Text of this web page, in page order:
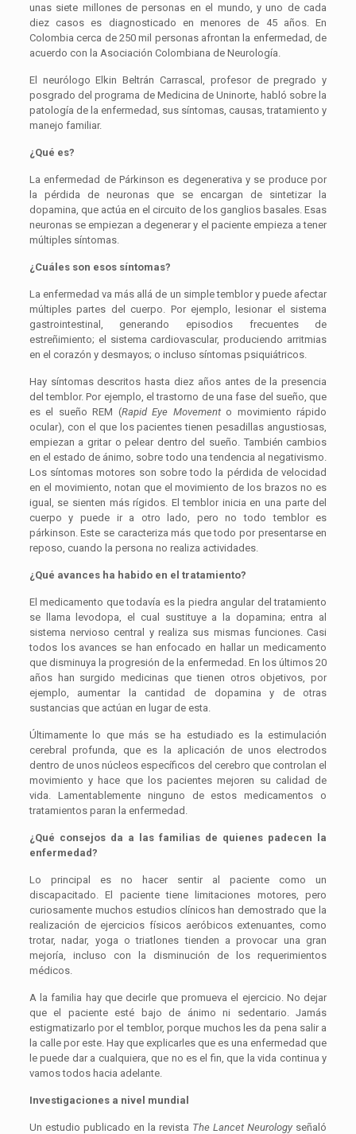
unas siete millones de personas en el mundo, y uno de cada
diez casos es diagnosticado en menores de 45 años. En
Colombia cerca de 250 mil personas afrontan la enfermedad, de
acuerdo con la Asociación Colombiana de Neurología.
El neurólogo Elkin Beltrán Carrascal, profesor de pregrado y
posgrado del programa de Medicina de Uninorte, habló sobre la
patología de la enfermedad, sus síntomas, causas, tratamiento y
manejo familiar.
¿Qué es?
La enfermedad de Párkinson es degenerativa y se produce por
la pérdida de neuronas que se encargan de sintetizar la
dopamina, que actúa en el circuito de los ganglios basales. Esas
neuronas se empiezan a degenerar y el paciente empieza a tener
múltiples síntomas.
¿Cuáles son esos síntomas?
La enfermedad va más allá de un simple temblor y puede afectar
múltiples partes del cuerpo. Por ejemplo, lesionar el sistema
gastrointestinal, generando episodios frecuentes de
estreñimiento; el sistema cardiovascular, produciendo arritmias
en el corazón y desmayos; o incluso síntomas psiquiátricos.
Hay síntomas descritos hasta diez años antes de la presencia
del temblor. Por ejemplo, el trastorno de una fase del sueño, que
es el sueño REM (Rapid Eye Movemento movimiento rápido
ocular), con el que los pacientes tienen pesadillas angustiosas,
empiezan a gritar o pelear dentro del sueño. También cambios
en el estado de ánimo, sobre todo una tendencia al negativismo.
Los síntomas motores son sobre todo la pérdida de velocidad
en el movimiento, notan que el movimiento de los brazos no es
igual, se sienten más rígidos. El temblor inicia en una parte del
cuerpo y puede ir a otro lado, pero no todo temblor es
párkinson. Este se caracteriza más que todo por presentarse en
reposo, cuando la persona no realiza actividades.
¿Qué avances ha habido en el tratamiento?
El medicamento que todavía es la piedra angular del tratamiento
se llama levodopa, el cual sustituye a la dopamina; entra al
sistema nervioso central y realiza sus mismas funciones. Casi
todos los avances se han enfocado en hallar un medicamento
que disminuya la progresión de la enfermedad. En los últimos 20
años han surgido medicinas que tienen otros objetivos, por
ejemplo, aumentar la cantidad de dopamina y de otras
sustancias que actúan en lugar de esta.
Últimamente lo que más se ha estudiado es la estimulación
cerebral profunda, que es la aplicación de unos electrodos
dentro de unos núcleos específicos del cerebro que controlan el
movimiento y hace que los pacientes mejoren su calidad de
vida. Lamentablemente ninguno de estos medicamentos o
tratamientos paran la enfermedad.
¿Qué consejos da a las familias de quienes padecen la
enfermedad?
Lo principal es no hacer sentir al paciente como un
discapacitado. El paciente tiene limitaciones motores, pero
curiosamente muchos estudios clínicos han demostrado que la
realización de ejercicios físicos aeróbicos extenuantes, como
trotar, nadar, yoga o triatlones tienden a provocar una gran
mejoría, incluso con la disminución de los requerimientos
médicos.
A la familia hay que decirle que promueva el ejercicio. No dejar
que el paciente esté bajo de ánimo ni sedentario. Jamás
estigmatizarlo por el temblor, porque muchos les da pena salir a
la calle por este. Hay que explicarles que es una enfermedad que
le puede dar a cualquiera, que no es el fin, que la vida continua y
vamos todos hacia adelante.
Investigaciones a nivel mundial
Un estudio publicado en la revista The Lancet Neurology señaló